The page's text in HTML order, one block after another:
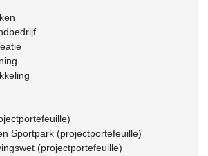
Sportpark (projectportefeuille)
(projectportefeuille)